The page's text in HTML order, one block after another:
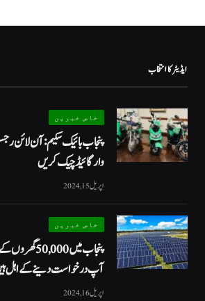
ایڈیٹر کا انتخاب
خاص خبریں
پنجاب بائیک سکیم: آن لائن
وار گائیڈ چیک کریں
اپریل 15, 2024
خاص خبریں
پنجاب میں
آپ درخواست دینے کے اہل
اپریل 16, 2024